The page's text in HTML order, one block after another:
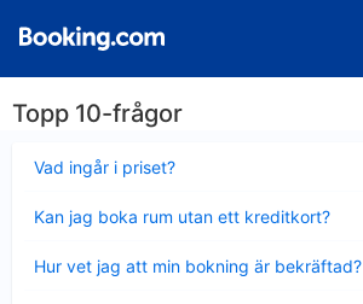
Topp 10-frågor
Vad ingår i priset?
mindre
Kan jag boka rum utan ett kreditkort?
mindre
Hur vet jag att min bokning är bekräftad?
mindre